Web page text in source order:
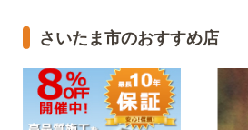
さいたま市のおすすめ店